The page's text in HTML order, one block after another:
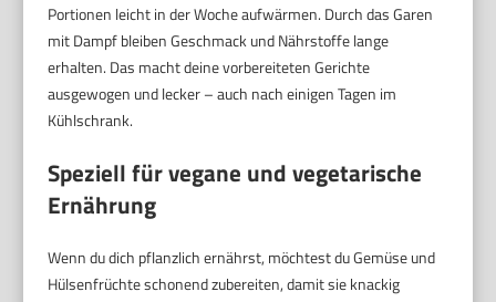
Portionen leicht in der Woche aufwärmen. Durch das Garen
mit Dampf bleiben Geschmack und Nährstoffe lange
erhalten. Das macht deine vorbereiteten Gerichte
ausgewogen und lecker – auch nach einigen Tagen im
Kühlschrank.
Speziell für vegane und vegetarische
Ernährung
Wenn du dich pflanzlich ernährst, möchtest du Gemüse und
Hülsenfrüchte schonend zubereiten, damit sie knackig